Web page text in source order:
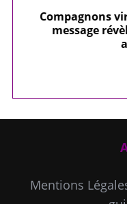
10 Loisirs
Mentions